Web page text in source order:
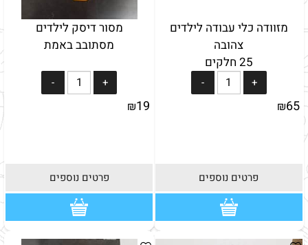
מזוודה כלי עבודה לילדים
צהובה
25 חלקים
₪65
פרטים נוספים
מסור דיסק לילדים
מסתובב באמת
₪19
פרטים נוספים